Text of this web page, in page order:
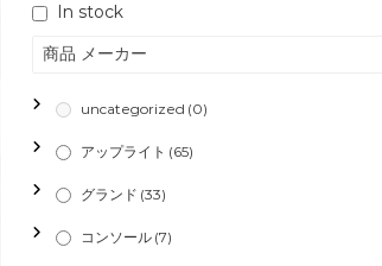
In stock
商品 メーカー
uncategorized (0)
アップライト (65)
グランド (33)
コンソール (7)